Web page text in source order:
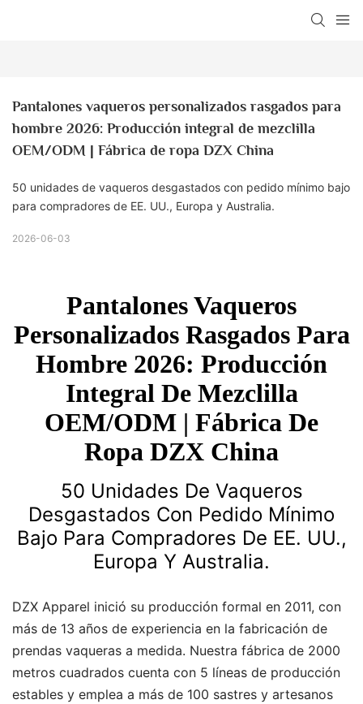
Pantalones vaqueros personalizados rasgados para
hombre 2026: Producción integral de mezclilla
OEM/ODM | Fábrica de ropa DZX China
50 unidades de vaqueros desgastados con pedido mínimo bajo
para compradores de EE. UU., Europa y Australia.
2026-06-03
Pantalones Vaqueros
Personalizados Rasgados Para
Hombre 2026: Producción
Integral De Mezclilla
OEM/ODM | Fábrica De
Ropa DZX China
50 Unidades De Vaqueros
Desgastados Con Pedido Mínimo
Bajo Para Compradores De EE. UU.,
Europa Y Australia.
DZX Apparel inició su producción formal en 2011, con
más de 13 años de experiencia en la fabricación de
prendas vaqueras a medida. Nuestra fábrica de 2000
metros cuadrados cuenta con 5 líneas de producción
estables y emplea a más de 100 sastres y artesanos